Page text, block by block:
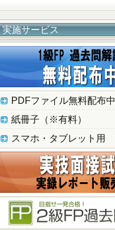
実施サービス
PDFファイル無料配布中
紙冊子（※有料）
スマホ・タブレット用